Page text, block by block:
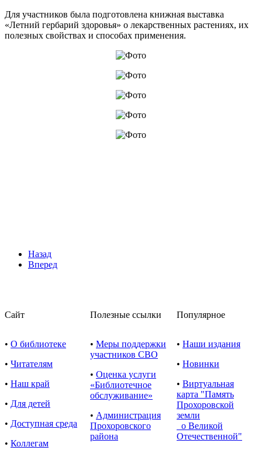
Для участников была подготовлена книжная выставка
«Летний гербарий здоровья» о лекарственных растениях, их
полезных свойствах и способах применения.
Назад
Вперед
Сайт Полезные ссылки Популярное
• О библиотеке
• Читателям
• Наш край
• Для детей
• Доступная среда
• Коллегам
• Меры поддержки
участников СВО
• Оценка услуги
«Библиотечное
обслуживание»
• Администрация
Прохоровского
района
• Наши издания
• Новинки
• Виртуальная
карта "Память
Прохоровской
земли
о Великой
Отечественной"